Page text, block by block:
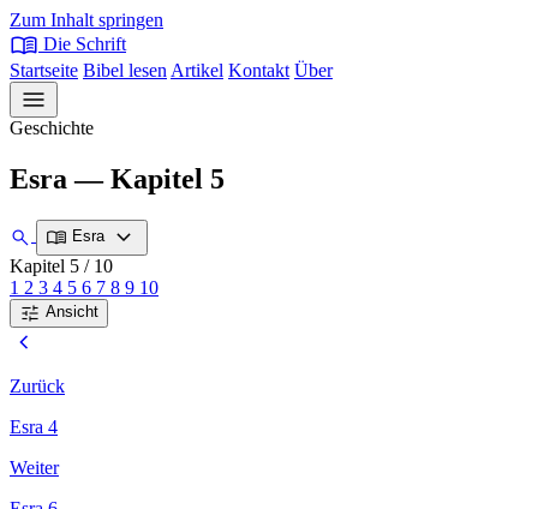
Zum Inhalt springen
menu_book Die Schrift
Startseite Bibel lesen Artikel Kontakt Über
menu
Geschichte
Esra — Kapitel 5
search menu_book Esra expand_more
Kapitel 5 / 10
1 2 3 4 5 6 7 8 9 10
tune Ansicht
chevron_left
Zurück
Esra 4
Weiter